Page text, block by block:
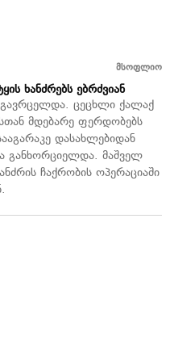
მსოფლიო
ხანძრებს ებრძვიან
გავრცელდა. ცეცხლი ქალაქ
მდებარე ფერდობებს
დასახლებიდან
განხორციელდა. მაშველ
ჩაქრობის ოპერაციაში